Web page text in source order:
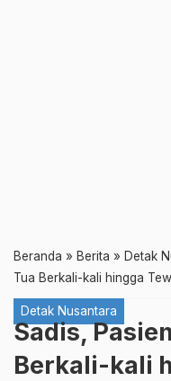
Beranda » Berita » Detak
Tua Berkali-kali hingga
Detak Nusantara
Sadis,
Berkali-kali